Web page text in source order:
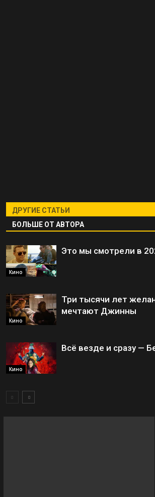
ДРУГИЕ СТАТЬИ
БОЛЬШЕ ОТ АВТОРА
Кино
Это мы смотрели в
Кино
Три тысячи лет
мечтают Джинны
Кино
Всё везде и сразу —